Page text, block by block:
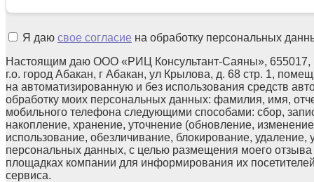
Я даю свое согласие на обработку персональных
Настоящим даю ООО «РИЦ Консультант-Саяны», 655017,
г.о. город Абакан, г Абакан, ул Крылова, д. 68 стр. 1,
на автоматизированную и без использования средств
обработку моих персональных данных: фамилия, имя,
мобильного телефона следующими способами: сбор,
накопление, хранение, уточнение (обновление,
использование, обезличивание, блокирование, удаление,
персональных данных, с целью размещения моего
площадках компании для информирования их
сервиса.